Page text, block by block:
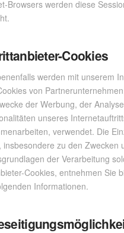
Browsers werden diese
Cookies
werden mit unserem
von
der Werbung, der
unseres
verwendet. Die
insbesondere zu den Zwecken
der Verarbeitung
Cookies, entnehmen Sie
Informationen.